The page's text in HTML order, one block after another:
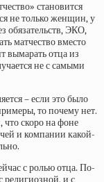
становится
не только женщин, у
обязательств, ЭКО,
матчество вместо
вымарать отца из
не с самыми
– если это было
то почему нет.
что скоро на фоне
и компании какой-
с ролью отца. По-
религиозной, и с